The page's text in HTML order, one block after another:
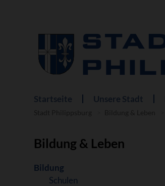
Navigation
überspringen
Startseite Unsere Stadt
Bildung & Leben
Navigation
überspringen
Bildung
Schulen